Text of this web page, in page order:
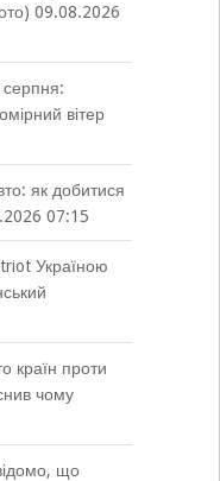
09.08.2026
серпня:
вітер
як добитися
07:15
Україною
країн проти
чому
що